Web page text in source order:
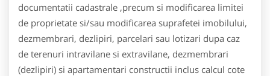
documentatii cadastrale ,precum si modificarea limitei
de proprietate si/sau modificarea suprafetei imobilului,
dezmembrari, dezlipiri, parcelari sau lotizari dupa caz
de terenuri intravilane si extravilane, dezmembrari
(dezlipiri) si apartamentari constructii inclus calcul cote